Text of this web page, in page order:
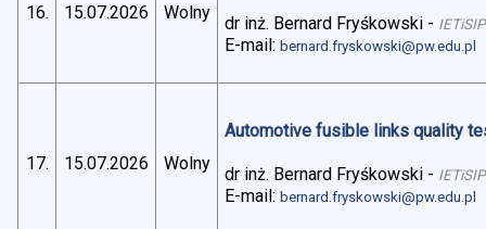
16. 15.07.2026 Wolny
dr inż. Bernard Fryśkowski - IETiSIP
E-mail:bernard.fryskowski@pw.edu.pl
17. 15.07.2026 Wolny
Automotive fusible links quality
dr inż. Bernard Fryśkowski - IETiSIP
E-mail:bernard.fryskowski@pw.edu.pl